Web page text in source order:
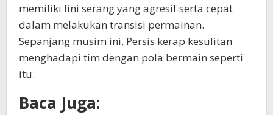
memiliki lini serang yang agresif serta cepat
dalam melakukan transisi permainan.
Sepanjang musim ini, Persis kerap kesulitan
menghadapi tim dengan pola bermain seperti
itu.
Baca Juga: